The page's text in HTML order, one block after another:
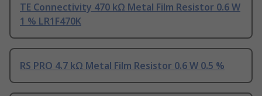
TE Connectivity 470 kΩ Metal Film Resistor 0.6 W
1 % LR1F470K
RS PRO 4.7 kΩ Metal Film Resistor 0.6 W 0.5 %